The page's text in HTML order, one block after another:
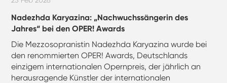
Nadezhda Karyazina: „Nachwuchssängerin des
Jahres“ bei den OPER! Awards
Die Mezzosopranistin Nadezhda Karyazina wurde bei
den renommierten OPER! Awards, Deutschlands
einzigem internationalen Opernpreis, der jährlich an
herausragende Künstler der internationalen